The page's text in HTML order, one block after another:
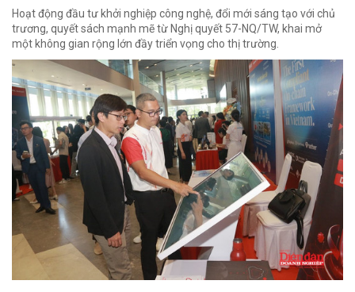
Hoạt động đầu tư khởi nghiệp công nghệ, đổi mới sáng tạo với chủ
trương, quyết sách mạnh mẽ từ Nghị quyết 57-NQ/TW, khai mở
một không gian rộng lớn đầy triển vọng cho thị trường.